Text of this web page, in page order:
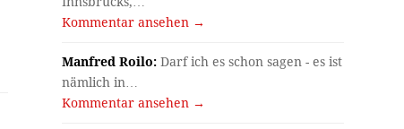
Kommentar ansehen →
Manfred Roilo: Darf ich es schon sagen - es ist
nämlich in…
Kommentar ansehen →